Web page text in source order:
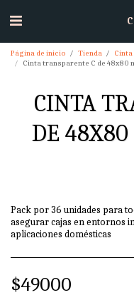
Página de inicio Tienda
Cinta transparente C de 48x80
CINTA
DE
Pack por 36 unidades para
asegurar cajas en entornos
aplicaciones domésticas
$49000